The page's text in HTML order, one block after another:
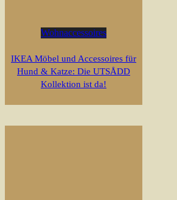
Wohnaccessoires
IKEA Möbel und Accessoires für
Hund & Katze: Die UTSÅDD
Kollektion ist da!